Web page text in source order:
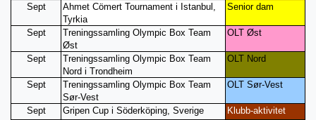
Sept
Ahmet Cömert Tournament i Istanbul,
Tyrkia
Senior dam
Sept
Treningssamling Olympic Box Team
Øst
OLT Øst
Sept
Treningssamling Olympic Box Team
Nord i Trondheim
OLT Nord
Sept
Treningssamling Olympic Box Team
Sør-Vest
OLT Sør-Vest
Sept Gripen Cup i Söderköping, Sverige
Klubb-aktivitet